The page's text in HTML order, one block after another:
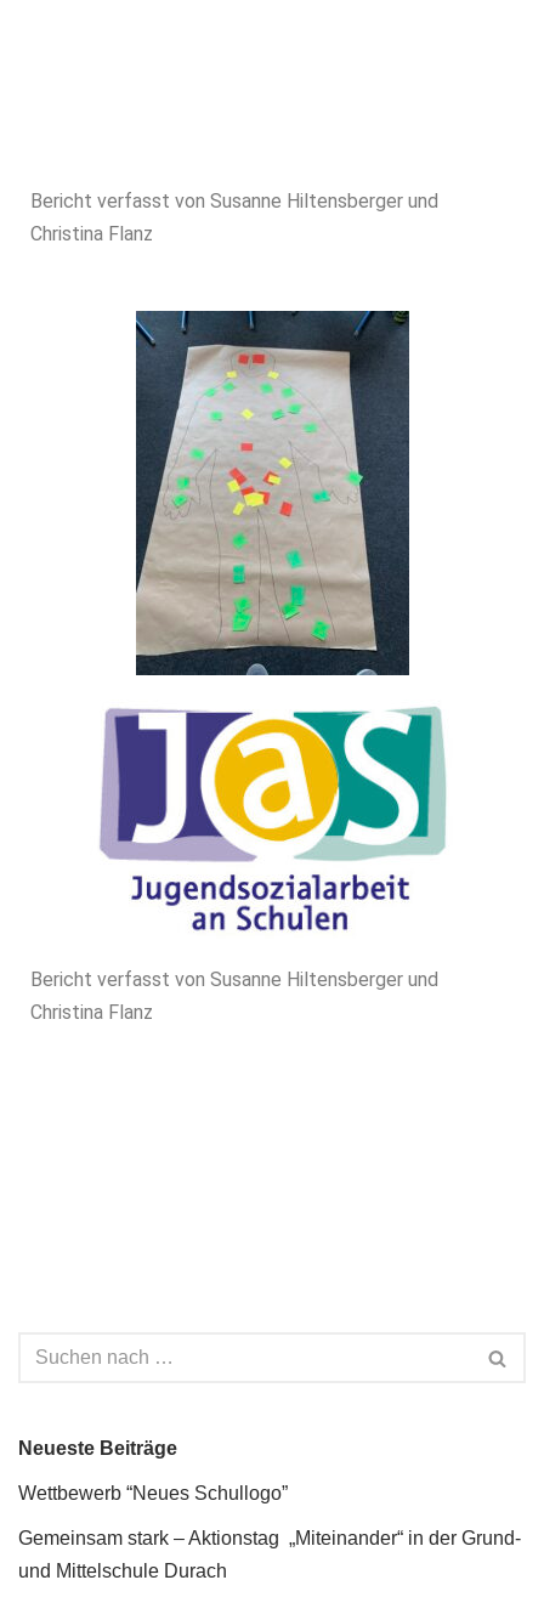
Bericht verfasst von Susanne Hiltensberger und
Christina Flanz
Bericht verfasst von Susanne Hiltensberger und
Christina Flanz
Neueste Beiträge
Wettbewerb “Neues Schullogo”
Gemeinsam stark – Aktionstag „Miteinander“ in der Grund-
und Mittelschule Durach